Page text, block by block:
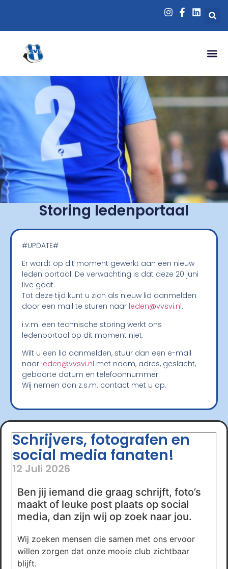
Storing ledenportaal
#UPDATE#
Er wordt op dit moment gewerkt aan een nieuw
leden portaal. De verwachting is dat deze 20 juni
live gaat.
Tot deze tijd kunt u zich als nieuw lid aanmelden
door een mail te sturen naar leden@vvsvi.nl.
i.v.m. een technische storing werkt ons
ledenportaal op dit moment niet.
Wilt u een lid aanmelden, stuur dan een e-mail
naar leden@vvsvi.nl met naam, adres, geslacht,
geboorte datum en telefoonnummer.
Wij nemen dan z.s.m. contact met u op.
Schrijvers, fotografen en
social media fanaten!
12 Juli 2026
Ben jij iemand die graag schrijft, foto’s
maakt of leuke post plaats op social
media, dan zijn wij op zoek naar jou.
Wij zoeken mensen die samen met ons ervoor
willen zorgen dat onze mooie club zichtbaar
blijft.